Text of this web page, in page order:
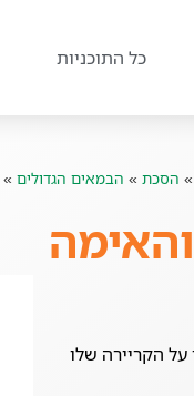
כל התוכניות
» הסכת » הבמאים הגדולים »
הקריירה שלו